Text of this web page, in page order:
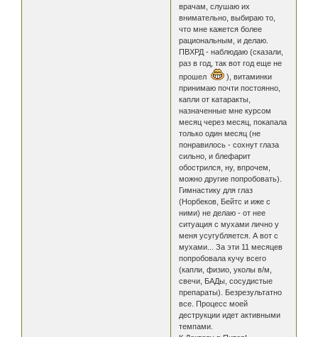
врачам, слушаю их
внимательно, выбираю то,
что мне кажется более
рациональным, и делаю.
ПВХРД - наблюдаю (сказали,
раз в год, так вот год еще не
прошел
), витаминки
принимаю почти постоянно,
капли от катаракты,
назначенные мне курсом
месяц через месяц, покапала
только один месяц (не
понравилось - сохнут глаза
сильно, и блефарит
обострился, ну, впрочем,
можно другие попробовать).
Гимнастику для глаз
(Норбеков, Бейтс и иже с
ними) не делаю - от нее
ситуация с мухами лично у
меня усугубляется. А вот с
мухами... За эти 11 месяцев
попробовала кучу всего
(капли, физио, уколы в/м,
свечи, БАДы, сосудистые
препараты). Безрезультатно
все. Процесс моей
деструкции идет активными
темпами.